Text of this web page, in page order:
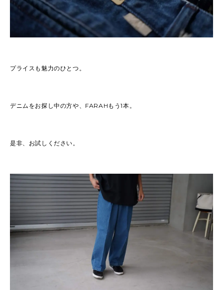
プライスも魅力のひとつ。
デニムをお探し中の方や、FARAHもう1本。
是非、お試しください。